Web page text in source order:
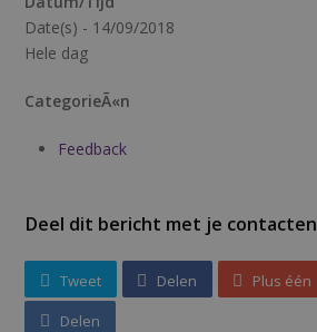
Date(s) - 14/09/2018
Hele dag
CategorieÃ«n
Feedback
Deel dit bericht met je contacten
Tweet Delen Plus één
Delen